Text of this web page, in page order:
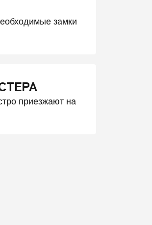
замки
приезжают на